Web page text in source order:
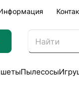
Пылесосы